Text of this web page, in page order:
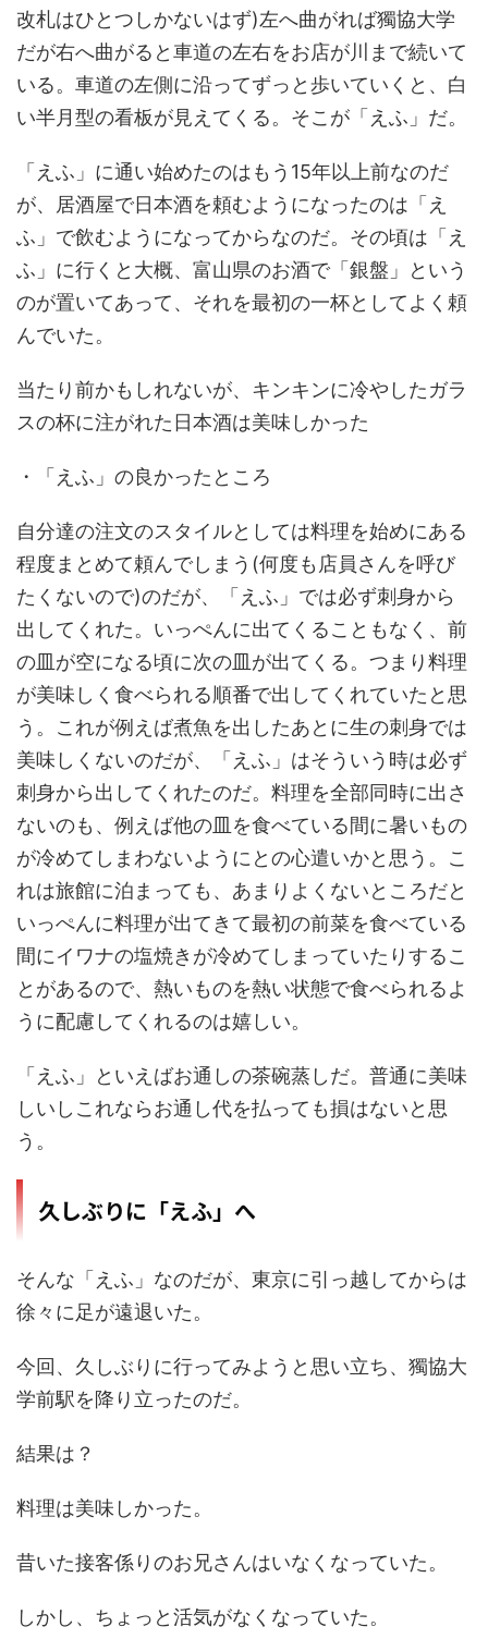
改札はひとつしかないはず)左へ曲がれば獨協大学
だが右へ曲がると車道の左右をお店が川まで続いて
いる。車道の左側に沿ってずっと歩いていくと、白
い半月型の看板が見えてくる。そこが「えふ」だ。
「えふ」に通い始めたのはもう15年以上前なのだ
が、居酒屋で日本酒を頼むようになったのは「え
ふ」で飲むようになってからなのだ。その頃は「え
ふ」に行くと大概、富山県のお酒で「銀盤」という
のが置いてあって、それを最初の一杯としてよく頼
んでいた。
当たり前かもしれないが、キンキンに冷やしたガラ
スの杯に注がれた日本酒は美味しかった
・「えふ」の良かったところ
自分達の注文のスタイルとしては料理を始めにある
程度まとめて頼んでしまう(何度も店員さんを呼び
たくないので)のだが、「えふ」では必ず刺身から
出してくれた。いっぺんに出てくることもなく、前
の皿が空になる頃に次の皿が出てくる。つまり料理
が美味しく食べられる順番で出してくれていたと思
う。これが例えば煮魚を出したあとに生の刺身では
美味しくないのだが、「えふ」はそういう時は必ず
刺身から出してくれたのだ。料理を全部同時に出さ
ないのも、例えば他の皿を食べている間に暑いもの
が冷めてしまわないようにとの心遣いかと思う。こ
れは旅館に泊まっても、あまりよくないところだと
いっぺんに料理が出てきて最初の前菜を食べている
間にイワナの塩焼きが冷めてしまっていたりするこ
とがあるので、熱いものを熱い状態で食べられるよ
うに配慮してくれるのは嬉しい。
「えふ」といえばお通しの茶碗蒸しだ。普通に美味
しいしこれならお通し代を払っても損はないと思
う。
久しぶりに「えふ」へ
そんな「えふ」なのだが、東京に引っ越してからは
徐々に足が遠退いた。
今回、久しぶりに行ってみようと思い立ち、獨協大
学前駅を降り立ったのだ。
結果は？
料理は美味しかった。
昔いた接客係りのお兄さんはいなくなっていた。
しかし、ちょっと活気がなくなっていた。